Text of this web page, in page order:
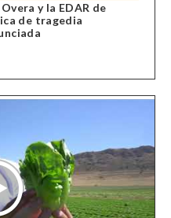
y la EDAR de
de tragedia